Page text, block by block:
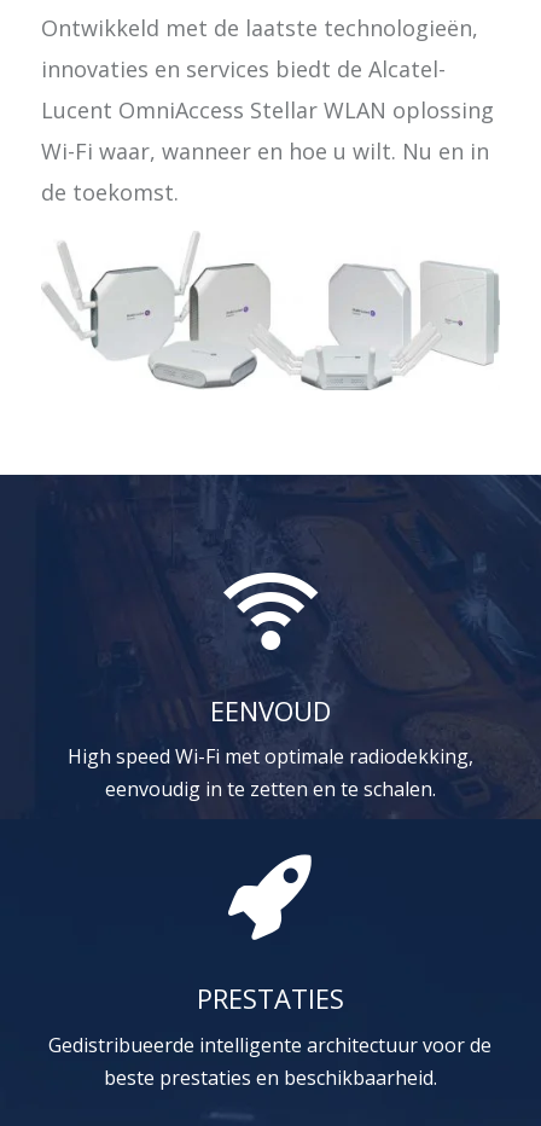
Ontwikkeld met de laatste technologieën,
innovaties en services biedt de Alcatel-
Lucent OmniAccess Stellar WLAN oplossing
Wi-Fi waar, wanneer en hoe u wilt. Nu en in
de toekomst.
EENVOUD
High speed Wi-Fi met optimale radiodekking,
eenvoudig in te zetten en te schalen.
PRESTATIES
Gedistribueerde intelligente architectuur voor de
beste prestaties en beschikbaarheid.